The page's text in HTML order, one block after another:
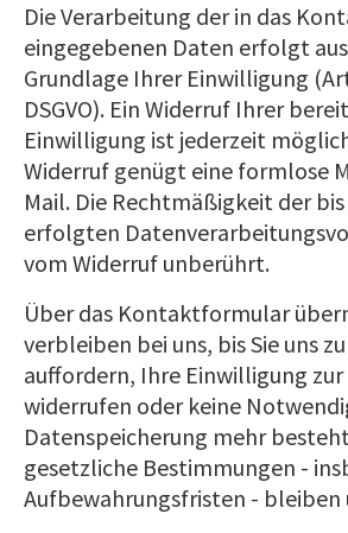
Die Verarbeitung der in das
eingegebenen Daten erfolgt
Grundlage Ihrer Einwilligung
DSGVO). Ein Widerruf Ihrer
Einwilligung ist jederzeit
Widerruf genügt eine formlose
Mail. Die Rechtmäßigkeit der
erfolgten
vom Widerruf unberührt.
Über das Kontaktformular
verbleiben bei uns, bis Sie uns
auffordern, Ihre Einwilligung zur
widerrufen oder keine
Datenspeicherung mehr
gesetzliche Bestimmungen -
Aufbewahrungsfristen -